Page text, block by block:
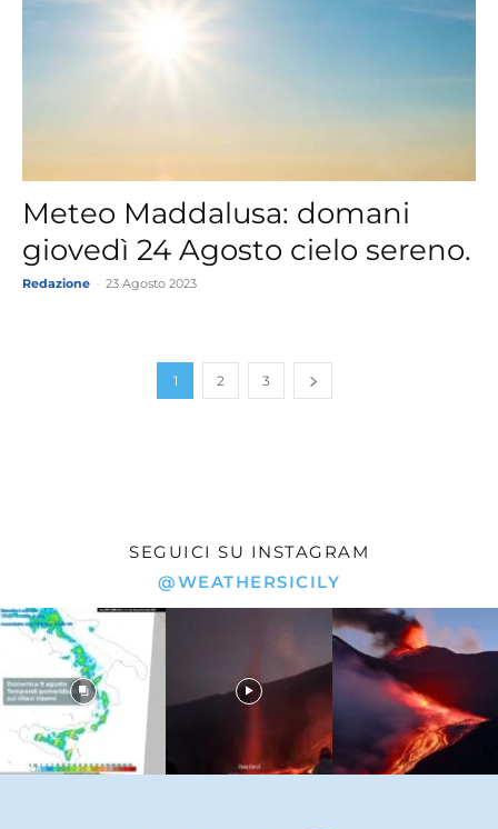
Meteo Maddalusa: domani
giovedì 24 Agosto cielo sereno.
Redazione 23 Agosto 2023
1 2 3
SEGUICI SU INSTAGRAM
@WEATHERSICILY